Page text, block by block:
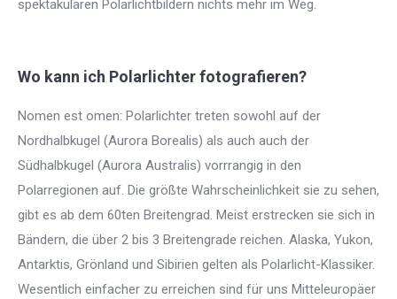
spektakulären Polarlichtbildern nichts mehr im Weg.
Wo kann ich Polarlichter fotografieren?
Nomen est omen: Polarlichter treten sowohl auf der
Nordhalbkugel (Aurora Borealis) als auch auch der
Südhalbkugel (Aurora Australis) vorrrangig in den
Polarregionen auf. Die größte Wahrscheinlichkeit sie zu sehen,
gibt es ab dem 60ten Breitengrad. Meist erstrecken sie sich in
Bändern, die über 2 bis 3 Breitengrade reichen. Alaska, Yukon,
Antarktis, Grönland und Sibirien gelten als Polarlicht-Klassiker.
Wesentlich einfacher zu erreichen sind für uns Mitteleuropäer